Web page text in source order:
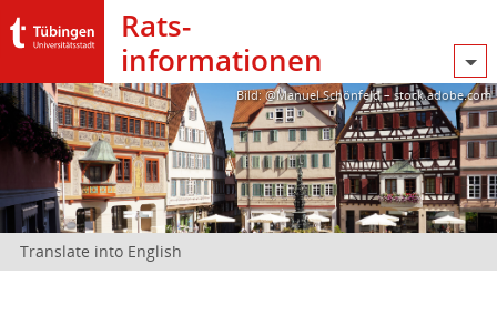
Rats­
informationen
Bild: @Manuel Schönfeld – stock.adobe.com
Translate into English